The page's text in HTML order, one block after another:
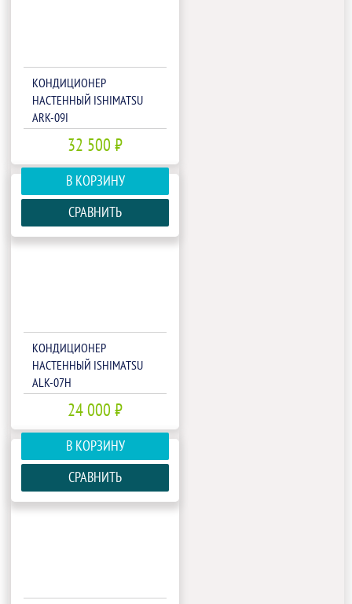
КОНДИЦИОНЕР
НАСТЕННЫЙ ISHIMATSU
ARK-09I
32 500 ₽
В КОРЗИНУ
СРАВНИТЬ
КОНДИЦИОНЕР
НАСТЕННЫЙ ISHIMATSU
ALK-07H
24 000 ₽
В КОРЗИНУ
СРАВНИТЬ